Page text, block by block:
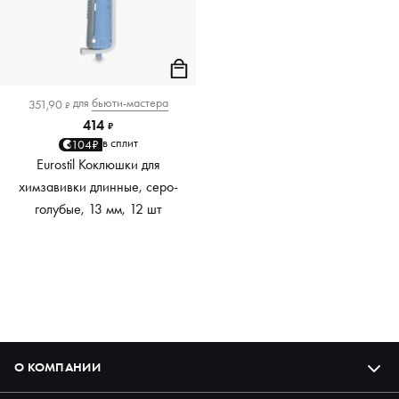
351,90 ₽ для бьюти-мастера
414 ₽
104₽ в сплит
Eurostil Коклюшки для
химзавивки длинные, серо-
голубые, 13 мм, 12 шт
О КОМПАНИИ